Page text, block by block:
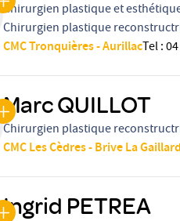
Chirurgien plastique et
Chirurgien plastique
CMC Tronquières - AurillacTel:
Marc QUILLOT
Chirurgien plastique
CMC Les Cèdres - Brive La
Ingrid PETREA